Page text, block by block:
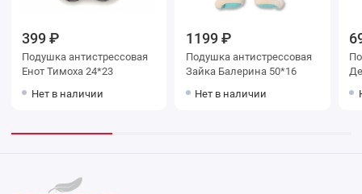
399 ₽
Подушка антистрессовая
Енот Тимоха 24*23
Нет в наличии
1199 ₽
Подушка антистрессовая
Зайка Балерина 50*16
Нет в наличии